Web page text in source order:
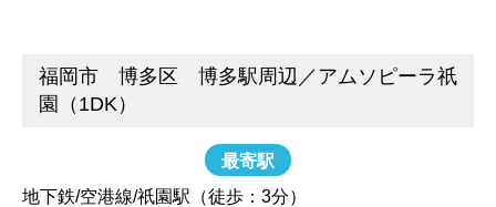
福岡市 博多区 博多駅周辺／アムソピーラ祇
園（1DK）
最寄駅
地下鉄/空港線/祇園駅（徒歩：3分）